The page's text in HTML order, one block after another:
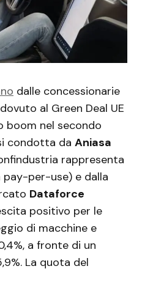
dalle concessionarie
dovuto al Green Deal UE
boom nel secondo
condotta da Aniasa
rappresenta
per-use) e dalla
Dataforce
positivo per le
di macchine e
a fronte di un
La quota del